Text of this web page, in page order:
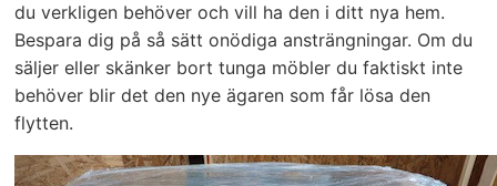
du verkligen behöver och vill ha den i ditt nya hem.
Bespara dig på så sätt onödiga ansträngningar. Om du
säljer eller skänker bort tunga möbler du faktiskt inte
behöver blir det den nye ägaren som får lösa den
flytten.